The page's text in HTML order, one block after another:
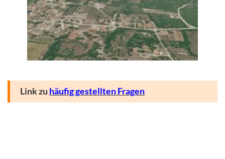
Link zu häufig gestellten Fragen